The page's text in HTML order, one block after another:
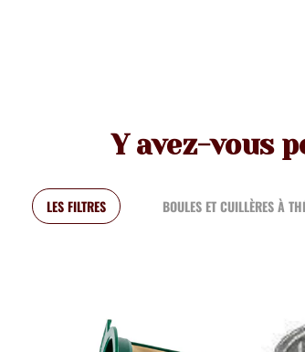
Y avez-vous
LES FILTRES BOULES ET CUILLÈRES À